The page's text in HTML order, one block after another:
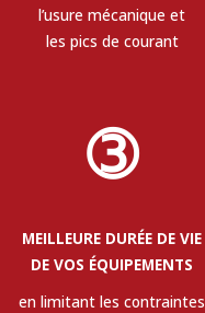
l’usure mécanique et
les pics de courant
➂
MEILLEURE DURÉE DE VIE
DE VOS ÉQUIPEMENTS
en limitant les contraintes